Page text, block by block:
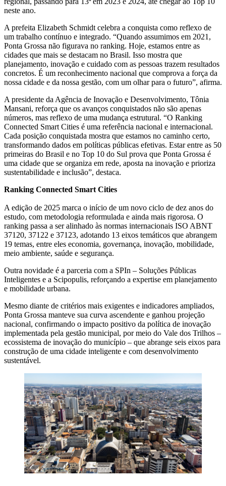
neste ano.
A prefeita Elizabeth Schmidt celebra a conquista como reflexo de
um trabalho contínuo e integrado. “Quando assumimos em 2021,
Ponta Grossa não figurava no ranking. Hoje, estamos entre as
cidades que mais se destacam no Brasil. Isso mostra que
planejamento, inovação e cuidado com as pessoas trazem resultados
concretos. É um reconhecimento nacional que comprova a força da
nossa cidade e da nossa gestão, com um olhar para o futuro”, afirma.
A presidente da Agência de Inovação e Desenvolvimento, Tônia
Mansani, reforça que os avanços conquistados não são apenas
números, mas reflexo de uma mudança estrutural. “O Ranking
Connected Smart Cities é uma referência nacional e internacional.
Cada posição conquistada mostra que estamos no caminho certo,
transformando dados em políticas públicas efetivas. Estar entre as 50
primeiras do Brasil e no Top 10 do Sul prova que Ponta Grossa é
uma cidade que se organiza em rede, aposta na inovação e prioriza
sustentabilidade e inclusão”, destaca.
Ranking Connected Smart Cities
A edição de 2025 marca o início de um novo ciclo de dez anos do
estudo, com metodologia reformulada e ainda mais rigorosa. O
ranking passa a ser alinhado às normas internacionais ISO ABNT
37120, 37122 e 37123, adotando 13 eixos temáticos que abrangem
19 temas, entre eles economia, governança, inovação, mobilidade,
meio ambiente, saúde e segurança.
Outra novidade é a parceria com a SPIn – Soluções Públicas
Inteligentes e a Scipopulis, reforçando a expertise em planejamento
e mobilidade urbana.
Mesmo diante de critérios mais exigentes e indicadores ampliados,
Ponta Grossa manteve sua curva ascendente e ganhou projeção
nacional, confirmando o impacto positivo da política de inovação
implementada pela gestão municipal, por meio do Vale dos Trilhos –
ecossistema de inovação do município – que abrange seis eixos para
construção de uma cidade inteligente e com desenvolvimento
sustentável.